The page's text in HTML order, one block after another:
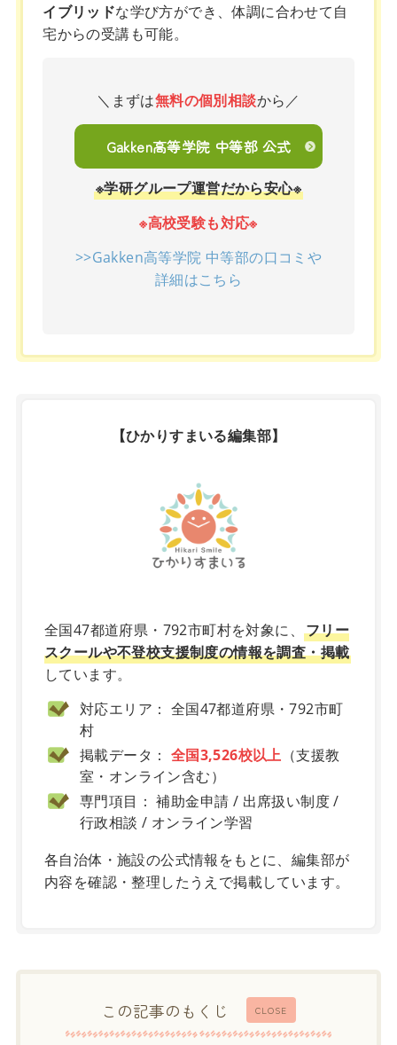
イブリッドな学び方ができ、体調に合わせて自
宅からの受講も可能。
＼まずは無料の個別相談から／
Gakken高等学院 中等部 公式
※学研グループ運営だから安心※
※高校受験も対応※
>>Gakken高等学院 中等部の口コミや
詳細はこちら
【ひかりすまいる編集部】
全国47都道府県・792市町村を対象に、 フリー
スクールや不登校支援制度の情報を調査・掲載
しています。
対応エリア： 全国47都道府県・792市町
村
掲載データ： 全国3,526校以上 （支援教
室・オンライン含む）
専門項目： 補助金申請 / 出席扱い制度 /
行政相談 / オンライン学習
各自治体・施設の公式情報をもとに、編集部が
内容を確認・整理したうえで掲載しています。
CLOSE
この記事のもくじ